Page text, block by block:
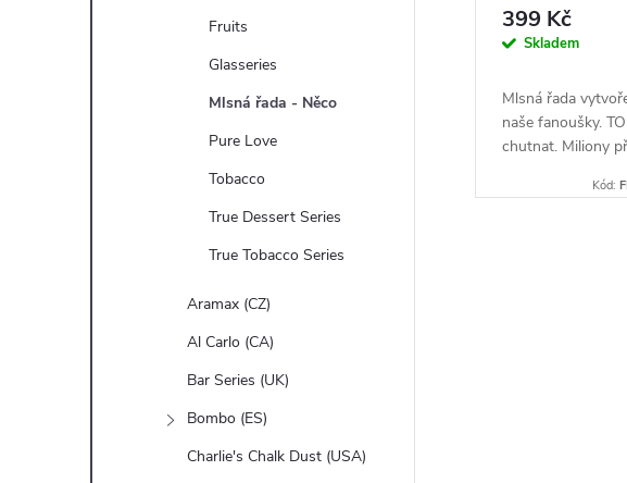
Fruits
Glasseries
Mlsná řada - Něco
Pure Love
Tobacco
True Dessert Series
True Tobacco Series
Aramax (CZ)
Al Carlo (CA)
Bar Series (UK)
Bombo (ES)
Charlie's Chalk Dust (USA)
SLADKÝHO
399 Kč
Skladem
Mlsná řada
naše fanoušky.
chutnat. Miliony
máte chuť na Kód: